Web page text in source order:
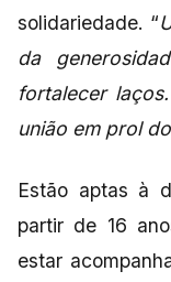
solidariedade. “
da
fortalecer
união em prol
Estão aptas à
partir de 16
estar